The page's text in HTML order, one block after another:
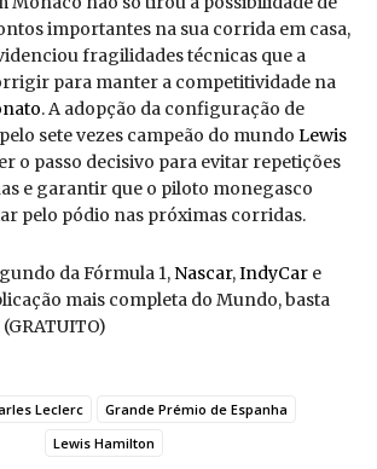
importantes na sua corrida em casa,
fragilidades técnicas que a
para manter a competitividade na
. A adopção da configuração de
sete vezes campeão do mundo Lewis
o passo decisivo para evitar repetições
e garantir que o piloto monegasco
pelo pódio nas próximas corridas.
da Fórmula 1, Nascar,IndyCar e
mais completa do Mundo, basta
(GRATUITO)
Leclerc
Grande Prémio de Espanha
Lewis Hamilton